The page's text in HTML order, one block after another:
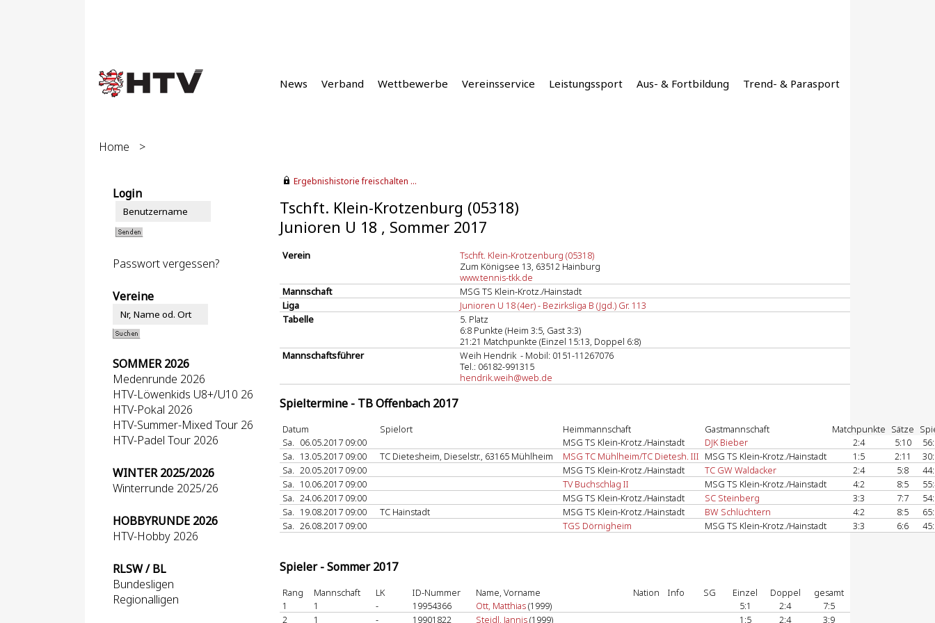
News Verband Wettbewerbe Vereinsservice Leistungssport Aus- & Fortbildung Trend- & Parasport
Home >
Login
Passwort vergessen?
Vereine
SOMMER 2026
Medenrunde 2026
HTV-Löwenkids U8+/U10 26
HTV-Pokal 2026
HTV-Summer-Mixed Tour 26
HTV-Padel Tour 2026
WINTER 2025/2026
Winterrunde 2025/26
HOBBYRUNDE 2026
HTV-Hobby 2026
RLSW / BL
Bundesligen
Regionalligen
Ergebnishistorie freischalten ...
Tschft. Klein-Krotzenburg (05318)
Junioren U 18 , Sommer 2017
Verein
Tschft. Klein-Krotzenburg (05318)
Zum Königsee 13, 63512 Hainburg
www.tennis-tkk.de
Mannschaft
MSG TS Klein-Krotz./Hainstadt
Liga
Junioren U 18 (4er) - Bezirksliga B (Jgd.) Gr. 113
Tabelle
5. Platz
6:8 Punkte (Heim 3:5, Gast 3:3)
21:21 Matchpunkte (Einzel 15:13, Doppel 6:8)
Mannschaftsführer
Weih Hendrik - Mobil: 0151-11267076
Tel.: 06182-991315
hendrik.weih@web.de
Spieltermine - TB Offenbach 2017
Datum Spielort Heimmannschaft Gastmannschaft Matchpunkte Sätze
Sa. 06.05.2017 09:00 MSG TS Klein-Krotz./Hainstadt DJK Bieber 2:4 5:10
Sa. 13.05.2017 09:00 TC Dietesheim, Dieselstr., 63165 Mühlheim MSG TC Mühlheim/TC Dietesh. III MSG TS Klein-Krotz./Hainstadt 1:5 2:11
Sa. 20.05.2017 09:00 MSG TS Klein-Krotz./Hainstadt TC GW Waldacker 2:4 5:8
Sa. 10.06.2017 09:00 TV Buchschlag II MSG TS Klein-Krotz./Hainstadt 4:2 8:5
Sa. 24.06.2017 09:00 MSG TS Klein-Krotz./Hainstadt SC Steinberg 3:3 7:7
Sa. 19.08.2017 09:00 TC Hainstadt MSG TS Klein-Krotz./Hainstadt BW Schlüchtern 4:2 8:5
Sa. 26.08.2017 09:00 TGS Dörnigheim MSG TS Klein-Krotz./Hainstadt 3:3 6:6
Spieler - Sommer 2017
Rang Mannschaft LK ID-Nummer Name, Vorname Nation Info SG Einzel Doppel
gesamt
1
1 - 19954366 Ott, Matthias(1999) 5:1 2:4
7:5
2
1 - 19901822 Steidl, Jannis(1999) 1:5 2:4 3:9